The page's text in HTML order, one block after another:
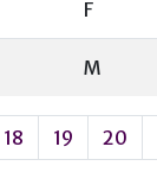
F
M
18 19 20